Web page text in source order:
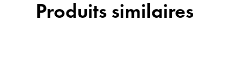
Produits similaires